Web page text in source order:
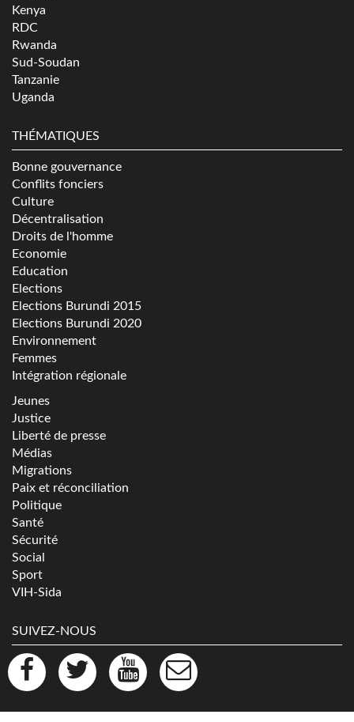
Kenya
RDC
Rwanda
Sud-Soudan
Tanzanie
Uganda
THÉMATIQUES
Bonne gouvernance
Conflits fonciers
Culture
Décentralisation
Droits de l'homme
Economie
Education
Elections
Elections Burundi 2015
Elections Burundi 2020
Environnement
Femmes
Intégration régionale
Jeunes
Justice
Liberté de presse
Médias
Migrations
Paix et réconciliation
Politique
Santé
Sécurité
Social
Sport
VIH-Sida
SUIVEZ-NOUS